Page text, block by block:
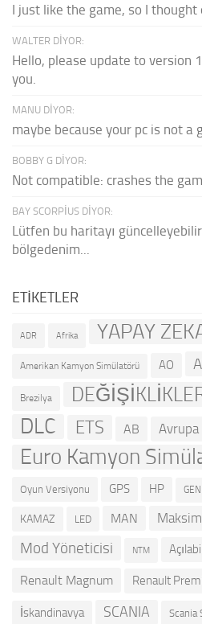
I just like the game, so I thought
WALTER DIYOR:
Hello, please update to version
you.
MANU DIYOR:
maybe because your pc is not a
BOBBY G DIYOR:
Not compatible: crashes the
BAY SCORPIUS DIYOR:
Lütfen bu haritayı
bölgedenim...
ETIKETLER
ADR Afrika YAPAY
Amerikan Kamyon Simülatörü AO
Brezilya
DLC ETS AB Avrupa
Euro Kamyon
Oyun Versiyonu GPS HP
KAMAZ LED MAN
Mod Yöneticisi NTM
Renault Magnum Renault
İskandinavya SCANIA Scania